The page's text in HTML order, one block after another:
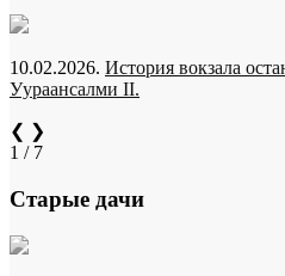
10.02.2026. История вокзала
Уураансалми II.
❮ ❯
1 / 7
Старые дачи